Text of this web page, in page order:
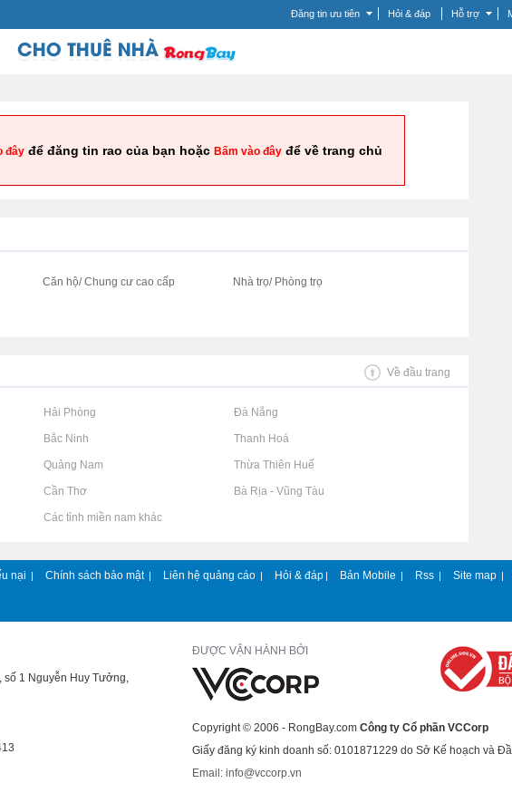
Đăng tin ưu tiên Hỏi & đáp Hỗ trợ
đây để đăng tin rao của bạn hoặc Bấm vào đây để về trang chủ
Căn hộ/ Chung cư cao cấp
Nhà trọ/ Phòng trọ
Về đầu trang
vặt tại Hải Phòng Rao vặt tại Đà Nẵng
vặt tại Bắc Ninh Rao vặt tại Thanh Hoá
vặt tại Quảng Nam Rao vặt tại Thừa Thiên Huế
vặt tại Cần Thơ Rao vặt tại Bà Rịa - Vũng Tàu
vặt tại Các tỉnh miền nam khác
nại | Chính sách bảo mật | Liên hệ quảng cáo | Hỏi & đáp | Bản Mobile | Rss | Site map |
số 1 Nguyễn Huy Tưởng,
ĐƯỢC VẬN HÀNH BỞI
Copyright © 2006 - RongBay.com Công ty Cổ phần VCCorp
Giấy đăng ký kinh doanh số: 0101871229 do Sở Kế hoạch và
Email: info@vccorp.vn